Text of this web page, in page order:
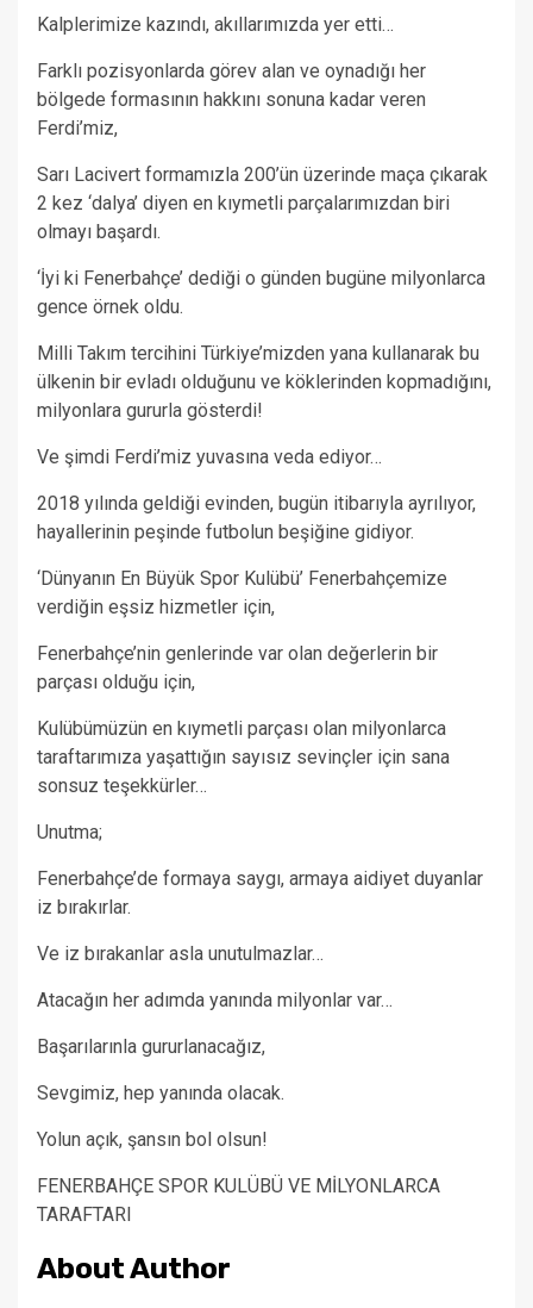
Kalplerimize kazındı, akıllarımızda yer etti…
Farklı pozisyonlarda görev alan ve oynadığı her
bölgede formasının hakkını sonuna kadar veren
Ferdi’miz,
Sarı Lacivert formamızla 200’ün üzerinde maça çıkarak
2 kez ‘dalya’ diyen en kıymetli parçalarımızdan biri
olmayı başardı.
‘İyi ki Fenerbahçe’ dediği o günden bugüne milyonlarca
gence örnek oldu.
Milli Takım tercihini Türkiye’mizden yana kullanarak bu
ülkenin bir evladı olduğunu ve köklerinden kopmadığını,
milyonlara gururla gösterdi!
Ve şimdi Ferdi’miz yuvasına veda ediyor…
2018 yılında geldiği evinden, bugün itibarıyla ayrılıyor,
hayallerinin peşinde futbolun beşiğine gidiyor.
‘Dünyanın En Büyük Spor Kulübü’ Fenerbahçemize
verdiğin eşsiz hizmetler için,
Fenerbahçe’nin genlerinde var olan değerlerin bir
parçası olduğu için,
Kulübümüzün en kıymetli parçası olan milyonlarca
taraftarımıza yaşattığın sayısız sevinçler için sana
sonsuz teşekkürler…
Unutma;
Fenerbahçe’de formaya saygı, armaya aidiyet duyanlar
iz bırakırlar.
Ve iz bırakanlar asla unutulmazlar…
Atacağın her adımda yanında milyonlar var…
Başarılarınla gururlanacağız,
Sevgimiz, hep yanında olacak.
Yolun açık, şansın bol olsun!
FENERBAHÇE SPOR KULÜBÜ VE MİLYONLARCA
TARAFTARI
About Author